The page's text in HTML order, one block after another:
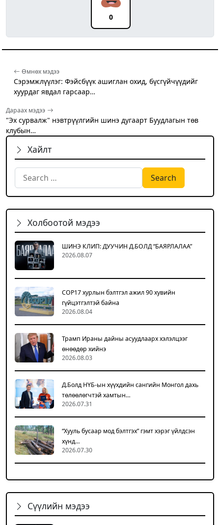
0
Өмнөх мэдээ
Сэрэмжлүүлэг: Фэйсбүүк ашиглан охид, бүсгүйчүүдийг
хуурдаг явдал гарсаар…
Дараах мэдээ
"Эх сурвалж" нэвтрүүлгийн шинэ дугаарт Буудлагын төв
клубын…
Хайлт
Search for:
Холбоотой мэдээ
ШИНЭ КЛИП: ДУУЧИН Д.БОЛД “БАЯРЛАЛАА”
2026.08.07
COP17 хурлын бэлтгэл ажил 90 хувийн
гүйцэтгэлтэй байна
2026.08.04
Трамп Ираны дайны асуудлаарх хэлэлцээг
өнөөдөр хийнэ
2026.08.03
Д.Болд НҮБ-ын хүүхдийн сангийн Монгол дахь
төлөөлөгчтэй хамтын…
2026.07.31
“Хууль бусаар мод бэлтгэх” гэмт хэрэг үйлдсэн
хүнд…
2026.07.30
Сүүлийн мэдээ